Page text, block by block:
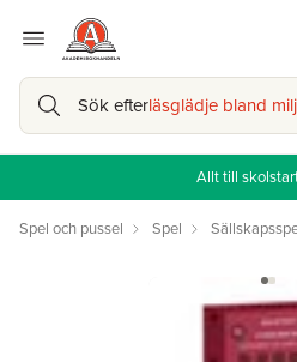
Sök efterläsglädje bland
Allt till
Spel och pussel Spel